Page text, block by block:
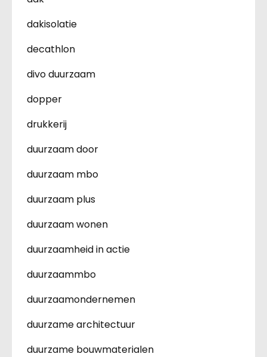
dakisolatie
decathlon
divo duurzaam
dopper
drukkerij
duurzaam door
duurzaam mbo
duurzaam plus
duurzaam wonen
duurzaamheid in actie
duurzaammbo
duurzaamondernemen
duurzame architectuur
duurzame bouwmaterialen